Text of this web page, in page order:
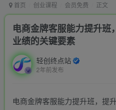
首页 创业课程 会员免费 正文
电商金牌客服能力提升
业绩的关键要素
轻创终点站
2年前发布
电商金牌客服能力提升班，提